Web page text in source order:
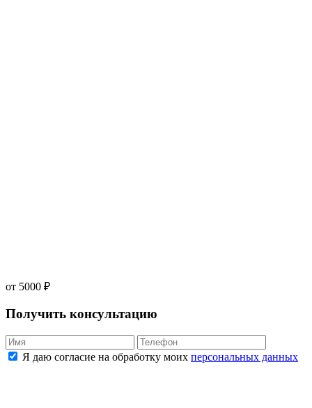
от 5000 ₽
Получить консультацию
Я даю согласие на обработку моих персональных данных